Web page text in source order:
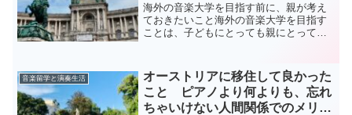
海外の音楽大学を目指す前に、親が考え
ておきたいこと海外の音楽大学を目指す
ことは、子どもにとっても親にとって
学校名だけでなく、親として一度立ち止
まって考えておきたいことが...
音楽留学と演奏生活
オーストリアに移住して良かった
こと ピアノより何よりも、忘れ
ちゃいけない人間関係でのメリッ